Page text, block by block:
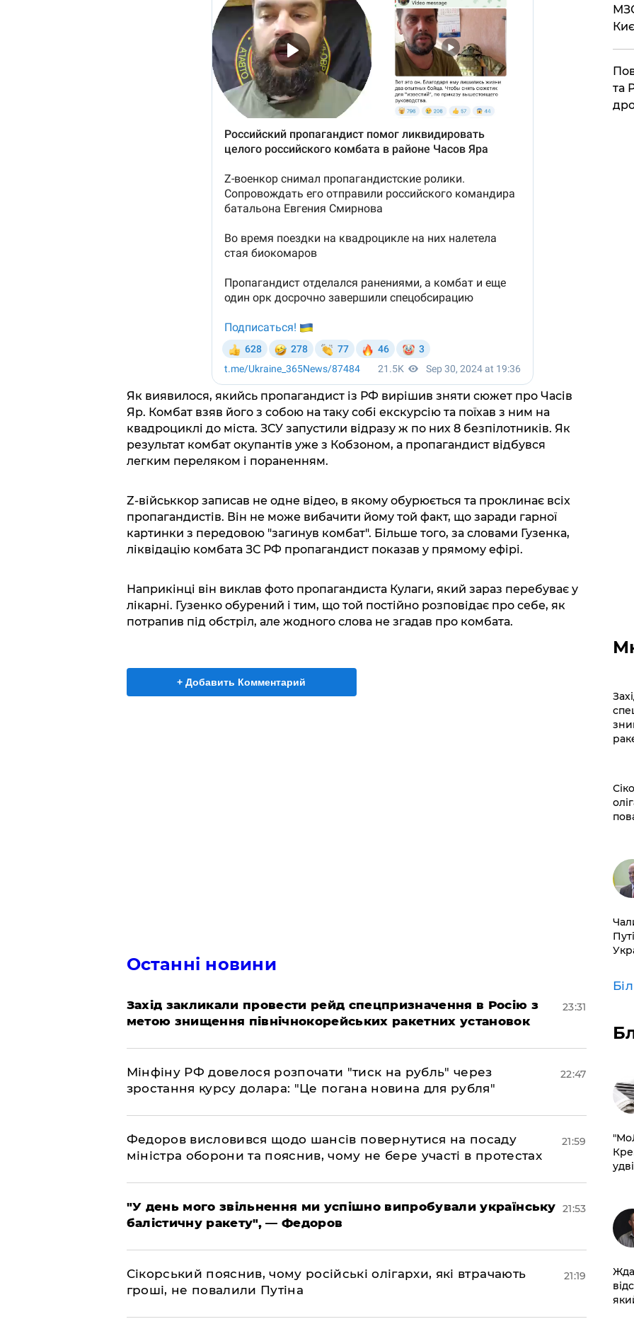
Як виявилося, якийсь пропагандист із РФ вирішив зняти сюжет про Часів
Яр. Комбат взяв його з собою на таку собі екскурсію та поїхав з ним на
квадроциклі до міста. ЗСУ запустили відразу ж по них 8 безпілотників. Як
результат комбат окупантів уже з Кобзоном, а пропагандист відбувся
легким переляком і пораненням.
Z-військкор записав не одне відео, в якому обурюється та проклинає всіх
пропагандистів. Він не може вибачити йому той факт, що заради гарної
картинки з передовою "загинув комбат". Більше того, за словами Гузенка,
ліквідацію комбата ЗС РФ пропагандист показав у прямому ефірі.
Наприкінці він виклав фото пропагандиста Кулаги, який зараз перебуває у
лікарні. Гузенко обурений і тим, що той постійно розповідає про себе, як
потрапив під обстріл, але жодного слова не згадав про комбата.
+ Добавить Комментарий
Останні новини
​Захід закликали провести рейд спецпризначення в Росію з
метою знищення північнокорейських ракетних установок
23:31
​Мінфіну РФ довелося розпочати "тиск на рубль" через
зростання курсу долара: "Це погана новина для рубля"
22:47
​Федоров висловився щодо шансів повернутися на посаду
міністра оборони та пояснив, чому не бере участі в протестах
21:59
​"У день мого звільнення ми успішно випробували українську
балістичну ракету", — Федоров
21:53
​Сікорський пояснив, чому російські олігархи, які втрачають
гроші, не повалили Путіна
21:19
та